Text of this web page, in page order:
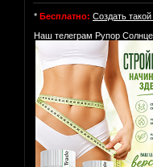
* Бесплатно: Создать
Наш телеграм Рупор